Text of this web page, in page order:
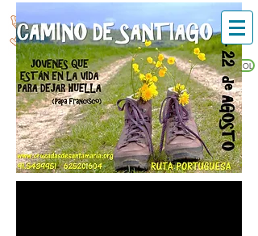
Secular Institute
CRUSADERS OF MARY
ESPAÑOL